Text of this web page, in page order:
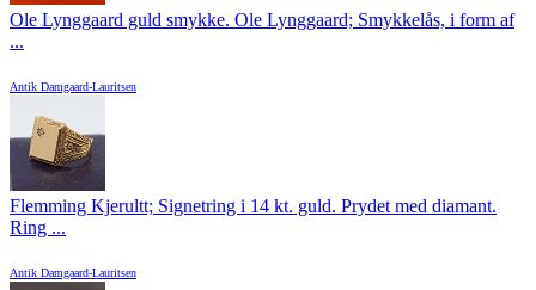
Ole Lynggaard guld smykke. Ole Lynggaard; Smykkelås, i form af
...
Antik Damgaard-Lauritsen
Flemming Kjerultt; Signetring i 14 kt. guld. Prydet med diamant.
Ring ...
Antik Damgaard-Lauritsen